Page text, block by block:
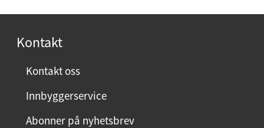
o
r
n
m
Kontakt
Kontakt oss
Innbyggerservice
Abonner på nyhetsbrev